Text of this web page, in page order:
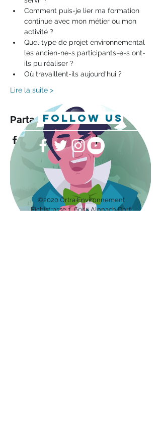
Comment puis-je lier ma formation
continue avec mon métier ou mon
activité ?
Quel type de projet environnemental
les ancien-ne-s participants-e-s ont-
ils pu réaliser ?
Où travaillent-ils aujourd'hui ?
Lire la suite >
Partager cet événement
follow us
©2020 Ortra Environnement
Eichistrasse 1, 6055 Alpnach Dorf